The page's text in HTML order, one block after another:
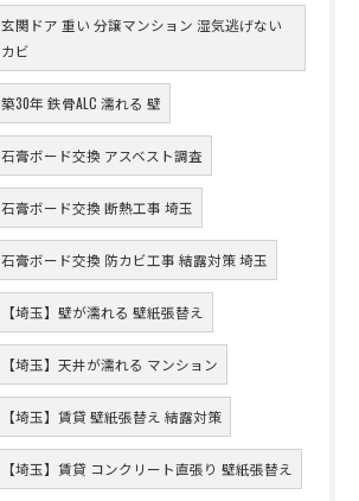
玄関ドア 重い 分譲マンション 湿気逃げない
カビ
築30年 鉄骨ALC 濡れる 壁
石膏ボード交換 アスベスト調査
石膏ボード交換 断熱工事 埼玉
石膏ボード交換 防カビ工事 結露対策 埼玉
【埼玉】壁が濡れる 壁紙張替え
【埼玉】天井が濡れる マンション
【埼玉】賃貸 壁紙張替え 結露対策
【埼玉】賃貸 コンクリート直張り 壁紙張替え